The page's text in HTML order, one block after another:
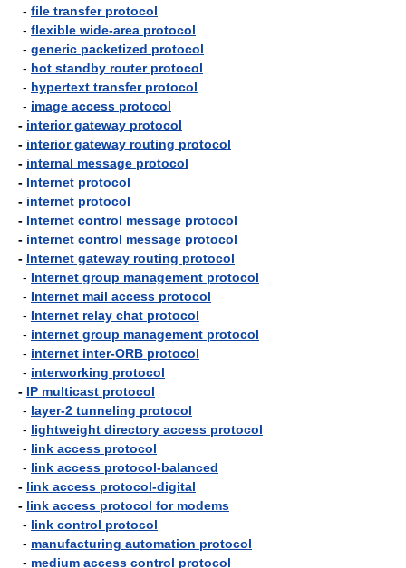
- file transfer protocol
- flexible wide-area protocol
- generic packetized protocol
- hot standby router protocol
- hypertext transfer protocol
- image access protocol
- interior gateway protocol
- interior gateway routing protocol
- internal message protocol
- Internet protocol
- internet protocol
- Internet control message protocol
- internet control message protocol
- Internet gateway routing protocol
- Internet group management protocol
- Internet mail access protocol
- Internet relay chat protocol
- internet group management protocol
- internet inter-ORB protocol
- interworking protocol
- IP multicast protocol
- layer-2 tunneling protocol
- lightweight directory access protocol
- link access protocol
- link access protocol-balanced
- link access protocol-digital
- link access protocol for modems
- link control protocol
- manufacturing automation protocol
- medium access control protocol